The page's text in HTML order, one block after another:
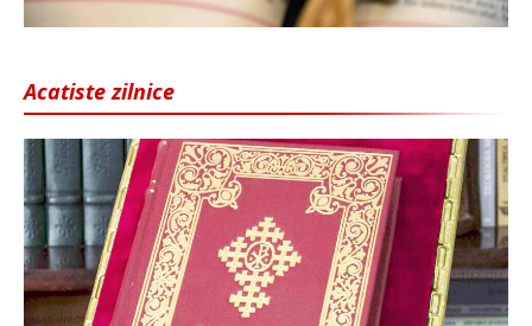
Acatiste zilnice